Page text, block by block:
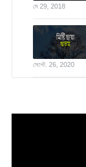
মে 29, 2018
সেপ্টে. 26, 2020